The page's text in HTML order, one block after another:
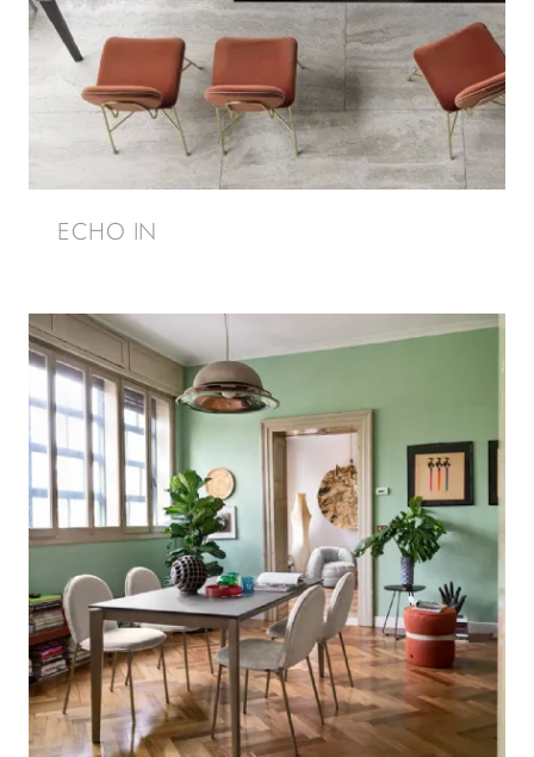
ECHO IN